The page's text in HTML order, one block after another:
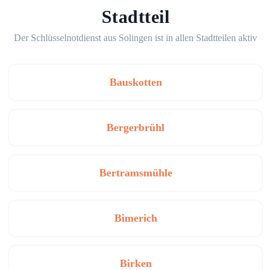
Stadtteil
Der Schlüsselnotdienst aus Solingen ist in allen Stadtteilen aktiv
Bauskotten
Bergerbrühl
Bertramsmühle
Bimerich
Birken